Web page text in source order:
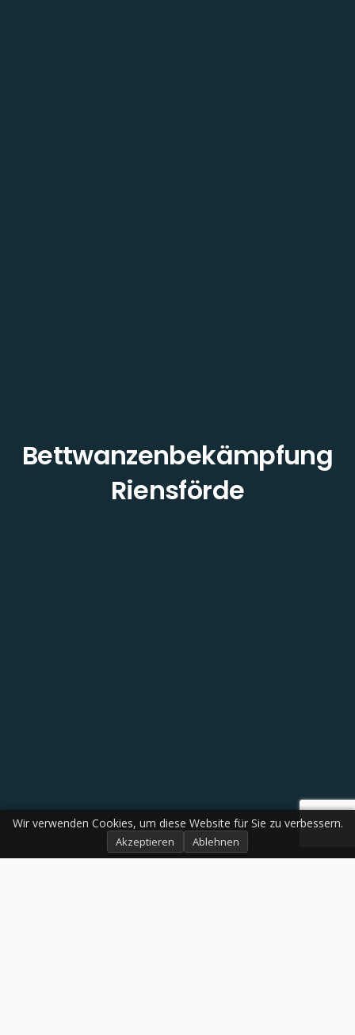
Bettwanzenbekämpfung
Riensförde
Wir verwenden Cookies, um diese Website für Sie zu verbessern.
Akzeptieren Ablehnen